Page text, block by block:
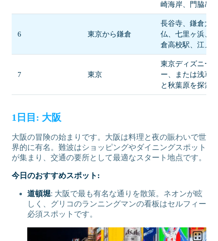
崎海岸、門脇吊
6 東京から鎌倉
長谷寺、鎌倉大
仏、七里ヶ浜、
倉高校駅、江ノ
7 東京
東京ディズニー
ー、または浅草
と秋葉原を探索
1日目: 大阪
大阪の冒険の始まりです。大阪は料理と夜の賑わいで世
界的に有名。難波はショッピングやダイニングスポット
が集まり、交通の要所として最適なスタート地点です。
今日のおすすめスポット:
道頓堀: 大阪で最も有名な通りを散策。ネオンが眩
しく、グリコのランニングマンの看板はセルフィー
必須スポットです。